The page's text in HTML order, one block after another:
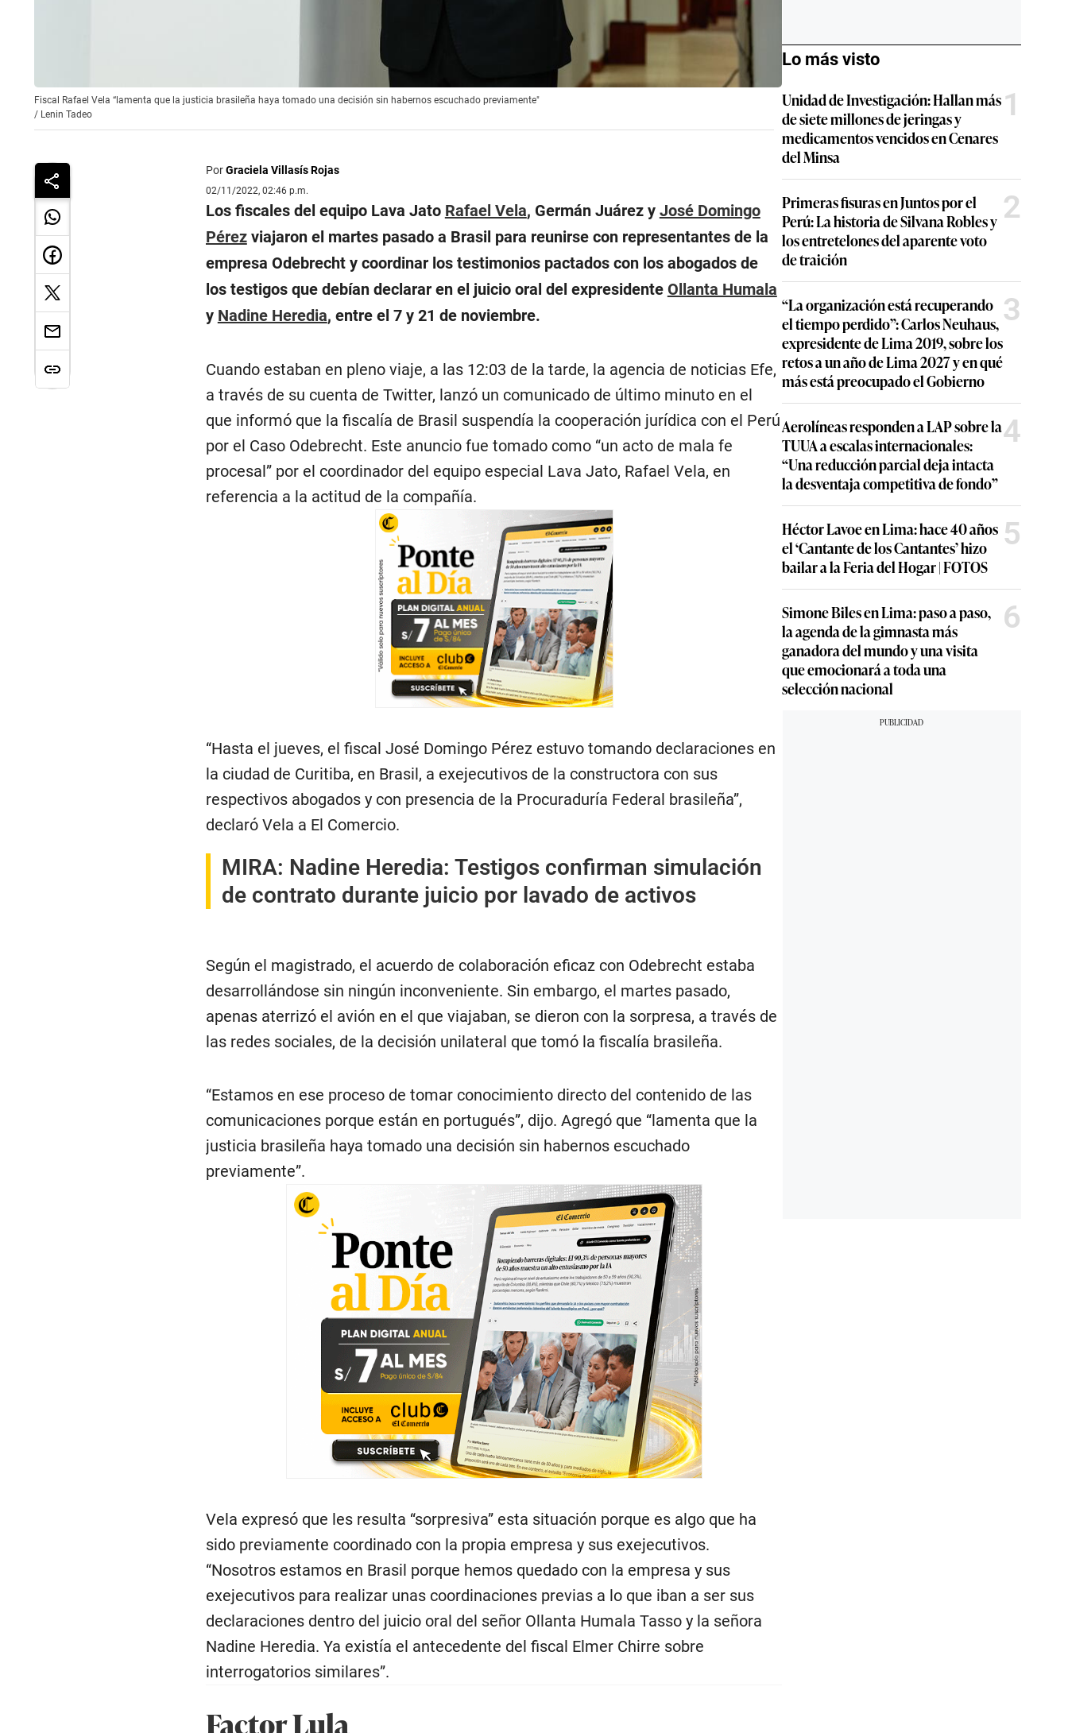
Fiscal Rafael Vela “lamenta que la justicia brasileña haya tomado una decisión sin habernos escuchado previamente"
/ Lenin Tadeo
PorGraciela Villasís Rojas
02/11/2022, 02:46 p.m.
Los fiscales del equipo Lava Jato Rafael Vela, Germán Juárez y José Domingo
Pérezviajaron el martes pasado a Brasil para reunirse con representantes de la
empresa Odebrecht y coordinar los testimonios pactados con los abogados de
los testigos que debían declarar en el juicio oral del expresidente Ollanta Humala
y Nadine Heredia, entre el 7 y 21 de noviembre.
Cuando estaban en pleno viaje, a las 12:03 de la tarde, la agencia de noticias Efe,
a través de su cuenta de Twitter, lanzó un comunicado de último minuto en el
que informó que la fiscalía de Brasil suspendía la cooperación jurídica con el Perú
por el Caso Odebrecht. Este anuncio fue tomado como “un acto de mala fe
procesal” por el coordinador del equipo especial Lava Jato, Rafael Vela, en
referencia a la actitud de la compañía.
“Hasta el jueves, el fiscal José Domingo Pérez estuvo tomando declaraciones en
la ciudad de Curitiba, en Brasil, a exejecutivos de la constructora con sus
respectivos abogados y con presencia de la Procuraduría Federal brasileña”,
declaró Vela a El Comercio.
MIRA: Nadine Heredia: Testigos confirman simulación
de contrato durante juicio por lavado de activos
Según el magistrado, el acuerdo de colaboración eficaz con Odebrecht estaba
desarrollándose sin ningún inconveniente. Sin embargo, el martes pasado,
apenas aterrizó el avión en el que viajaban, se dieron con la sorpresa, a través de
las redes sociales, de la decisión unilateral que tomó la fiscalía brasileña.
“Estamos en ese proceso de tomar conocimiento directo del contenido de las
comunicaciones porque están en portugués”, dijo. Agregó que “lamenta que la
justicia brasileña haya tomado una decisión sin habernos escuchado
previamente”.
Vela expresó que les resulta “sorpresiva” esta situación porque es algo que ha
sido previamente coordinado con la propia empresa y sus exejecutivos.
“Nosotros estamos en Brasil porque hemos quedado con la empresa y sus
exejecutivos para realizar unas coordinaciones previas a lo que iban a ser sus
declaraciones dentro del juicio oral del señor Ollanta Humala Tasso y la señora
Nadine Heredia. Ya existía el antecedente del fiscal Elmer Chirre sobre
interrogatorios similares”.
Factor Lula
Lo más visto
Unidad de Investigación: Hallan más
de siete millones de jeringas y
medicamentos vencidos en Cenares
del Minsa
1
Primeras fisuras en Juntos por el
Perú: La historia de Silvana Robles y
los entretelones del aparente voto
de traición
2
“La organización está recuperando
el tiempo perdido”: Carlos Neuhaus,
expresidente de Lima 2019, sobre los
retos a un año de Lima 2027 y en qué
más está preocupado el Gobierno
3
Aerolíneas responden a LAP sobre la
TUUA a escalas internacionales:
“Una reducción parcial deja intacta
la desventaja competitiva de fondo”
4
Héctor Lavoe en Lima: hace 40 años
el ‘Cantante de los Cantantes’ hizo
bailar a la Feria del Hogar | FOTOS
5
Simone Biles en Lima: paso a paso,
la agenda de la gimnasta más
ganadora del mundo y una visita
que emocionará a toda una
selección nacional
6